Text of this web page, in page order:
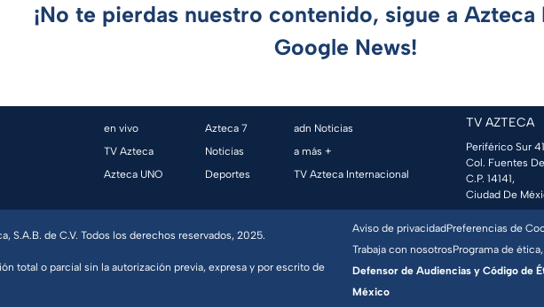
¡No te pierdas nuestro contenido, sigue a Azteca
Google News!
en vivo
TV Azteca
Azteca UNO
Azteca 7
Noticias
Deportes
adn Noticias
a más +
TV Azteca Internacional
TV AZTECA
Periférico Sur
Col. Fuentes
C.P. 14141,
Ciudad De
S.A.B. de C.V. Todos los derechos reservados, 2025.
total o parcial sin la autorización previa, expresa y por escrito de
Aviso de privacidadPreferencias de
Trabaja con nosotrosPrograma de
Defensor de Audiencias y Código de
México